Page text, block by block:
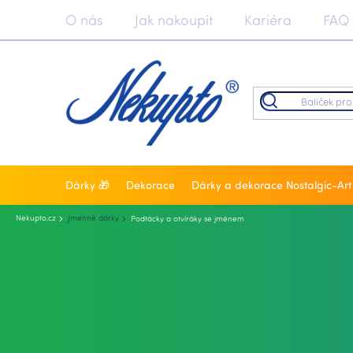
obsah
O nás Jak nakoupit Kariéra FAQ
Dárky 🎁 Dekorace Dárky a dekorace Nostalgic-Art
Nekupto.cz Jmenné dárky Podtácky a otvíráky se jménem